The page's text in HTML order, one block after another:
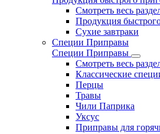
Смотреть весь
Продукция
Сухие завтраки
Специи Приправы
Специи Приправы
Смотреть весь
Классические
Перцы
Травы
Чили Паприка
Уксус
Приправы для